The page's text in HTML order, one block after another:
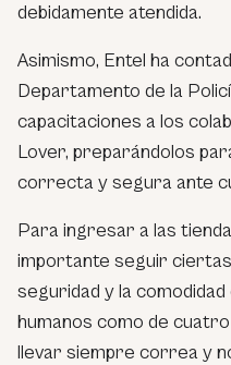
debidamente atendida.
Asimismo, Entel ha
Departamento de la
capacitaciones a los
Lover, preparándolos
correcta y segura ante
Para ingresar a las
importante seguir
seguridad y la
humanos como de
llevar siempre correa y